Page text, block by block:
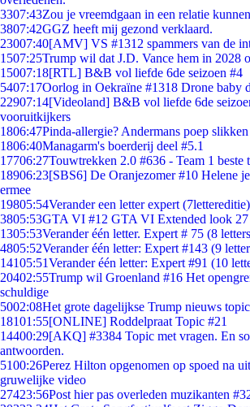
3307:43Zou je vreemdgaan in een relatie
3807:42GGZ heeft mij gezond verklaard.
23007:40[AMV] VS #1312 spammers van de
1507:25Trump wil dat J.D. Vance hem in 2028
15007:18[RTL] B&B vol liefde 6de seizoen #4
5407:17Oorlog in Oekraïne #1318 Drone baby
22907:14[Videoland] B&B vol liefde 6de
vooruitkijkers
1806:47Pinda-allergie? Andermans poep
1806:40Managarm's boerderij deel #5.1
17706:27Touwtrekken 2.0 #636 - Team 1
18906:23[SBS6] De Oranjezomer #10 Helene
ermee
19805:54Verander een letter expert
3805:53GTA VI #12 GTA VI Extended look
1305:53Verander één letter. Expert # 75 (8
4805:52Verander één letter: Expert #143 (9
14105:51Verander één letter: Expert #91 (10
20402:55Trump wil Groenland #16 Het
schuldige
5002:08Het grote dagelijkse Trump nieuws
18101:55[ONLINE] Roddelpraat Topic #21
14400:29[AKQ] #3384 Topic met vragen. En
antwoorden.
5100:26Perez Hilton opgenomen op spoed na
gruwelijke video
27423:56Post hier pas overleden muzikanten